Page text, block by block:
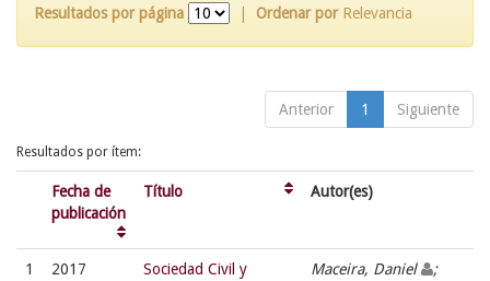
Resultados por página
Ordenar por Relevancia
Anterior 1 Siguiente
Resultados por ítem:
Fecha de
publicación
Título Autor(es)
1 2017
Sociedad Civil y
Maceira, Daniel
;